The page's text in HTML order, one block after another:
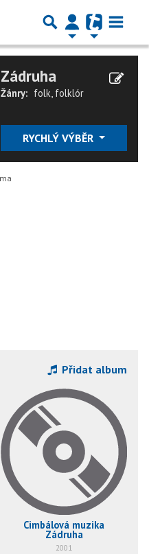
Zádruha
Žánry: folk, folklór
RYCHLÝ VÝBĚR
Přidat album
Cimbálová muzika
Zádruha
2001